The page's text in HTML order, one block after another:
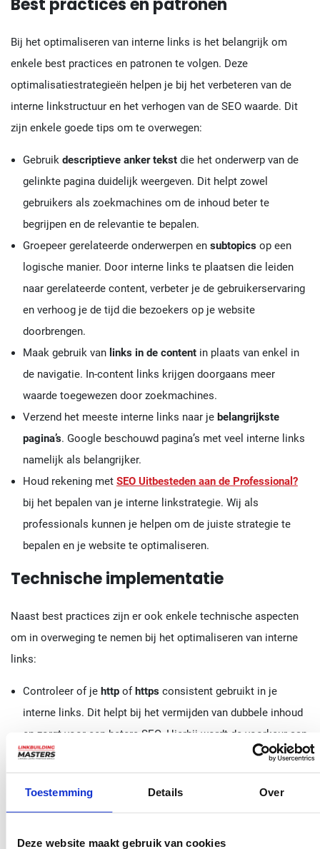
Toestemming Details Over
Deze website maakt gebruik van cookies
Best practices en patronen
Bij het optimaliseren van interne links is het belangrijk om
enkele best practices en patronen te volgen. Deze
optimalisatiestrategieën helpen je bij het verbeteren van de
interne linkstructuur en het verhogen van de SEO waarde. Dit
zijn enkele goede tips om te overwegen:
Gebruik descriptieve anker tekstdie het onderwerp van de
gelinkte pagina duidelijk weergeven. Dit helpt zowel
gebruikers als zoekmachines om de inhoud beter te
begrijpen en de relevantie te bepalen.
Groepeer gerelateerde onderwerpen en subtopicsop een
logische manier. Door interne links te plaatsen die leiden
naar gerelateerde content, verbeter je de gebruikerservaring
en verhoog je de tijd die bezoekers op je website
doorbrengen.
Maak gebruik van links in de contentin plaats van enkel in
de navigatie. In-content links krijgen doorgaans meer
waarde toegewezen door zoekmachines.
Verzend het meeste interne links naar je belangrijkste
pagina’s. Google beschouwd pagina’s met veel interne links
namelijk als belangrijker.
Houd rekening met SEO Uitbesteden aan de Professional?
bij het bepalen van je interne linkstrategie. Wij als
professionals kunnen je helpen om de juiste strategie te
bepalen en je website te optimaliseren.
Technische implementatie
Naast best practices zijn er ook enkele technische aspecten
om in overweging te nemen bij het optimaliseren van interne
links:
Controleer of je httpofhttpsconsistent gebruikt in je
interne links. Dit helpt bij het vermijden van dubbele inhoud
en zorgt voor een betere SEO. Hierbij wordt de voorkeur aan
https gegeven.
Vermijd het gebruik vanframesenjavain je interne links,
aangezien deze technologieën niet altijd goed samenwerken
GebruikHTMLenJavaScriptop een efficiënte manier om